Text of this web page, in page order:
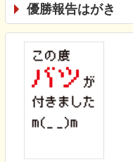
優勝報告はがき